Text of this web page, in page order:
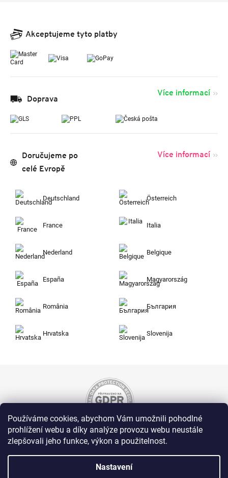
Používáme cookies, abychom Vám umožnili pohodlné
prohlížení webu a díky analýze provozu webu neustále
zlepšovali jeho funkce, výkon a použitelnost.
Nastavení
Akceptujeme tyto platby
Doprava
Více informací
Doručujeme po
celé Evropě
Více informací
Deutschland Österreich
France Italia
Nederland Belgique
España Magyarország
România България
Hrvatska Slovenija
Nakupujte na Zuty bezpečně a bez obav. Díky
prohlížečem a serverem se přenášejí v